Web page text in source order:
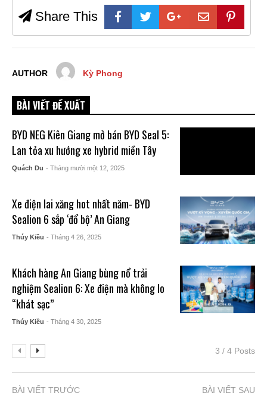
Share This
AUTHOR Kỳ Phong
BÀI VIẾT ĐỀ XUẤT
BYD NEG Kiên Giang mở bán BYD Seal 5:
Lan tỏa xu hướng xe hybrid miền Tây
Quách Du - Tháng mười một 12, 2025
Xe điện lai xăng hot nhất năm- BYD
Sealion 6 sắp ‘đổ bộ’ An Giang
Thúy Kiều - Tháng 4 26, 2025
Khách hàng An Giang bùng nổ trải
nghiệm Sealion 6: Xe điện mà không lo
“khát sạc”
Thúy Kiều - Tháng 4 30, 2025
3 / 4 Posts
BÀI VIẾT TRƯỚC BÀI VIẾT SAU